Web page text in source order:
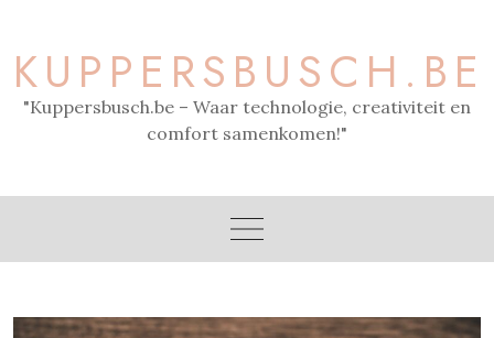
content
KUPPERSBUSCH.BE
"Kuppersbusch.be – Waar technologie, creativiteit en
comfort samenkomen!"